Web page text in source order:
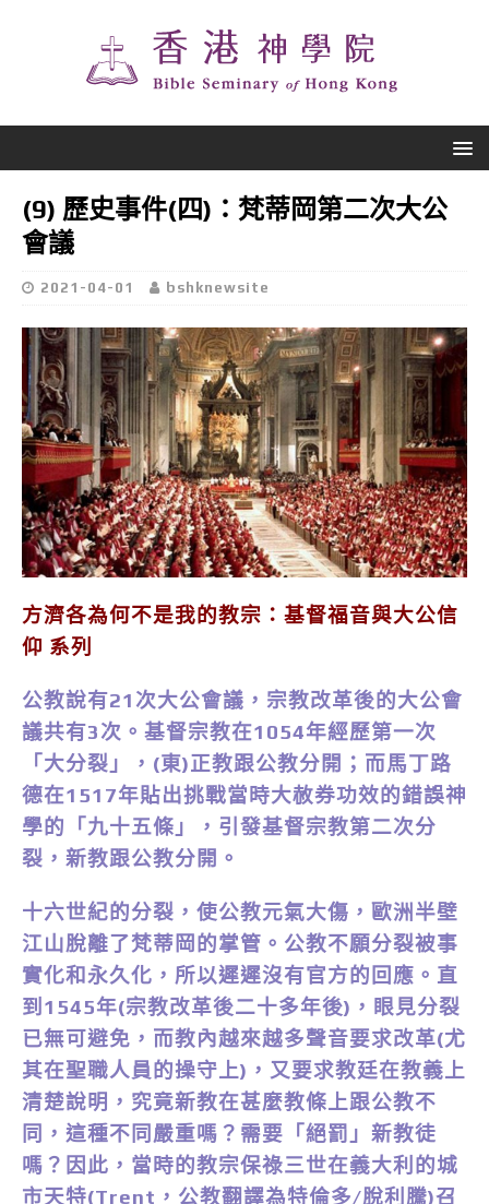
(9) 歷史事件(四)：梵蒂岡第二次大公
會議
2021-04-01 bshknewsite
方濟各為何不是我的教宗：基督福音與大公信
仰 系列
公教說有21次大公會議，宗教改革後的大公會
議共有3次。基督宗教在1054年經歷第一次
「大分裂」，(東)正教跟公教分開；而馬丁路
德在1517年貼出挑戰當時大赦券功效的錯誤神
學的「九十五條」，引發基督宗教第二次分
裂，新教跟公教分開。
十六世紀的分裂，使公教元氣大傷，歐洲半壁
江山脫離了梵蒂岡的掌管。公教不願分裂被事
實化和永久化，所以遲遲沒有官方的回應。直
到1545年(宗教改革後二十多年後)，眼見分裂
已無可避免，而教內越來越多聲音要求改革(尤
其在聖職人員的操守上)，又要求教廷在教義上
清楚說明，究竟新教在甚麼教條上跟公教不
同，這種不同嚴重嗎？需要「絕罰」新教徒
嗎？因此，當時的教宗保祿三世在義大利的城
市天特(Trent，公教翻譯為特倫多/脫利騰)召